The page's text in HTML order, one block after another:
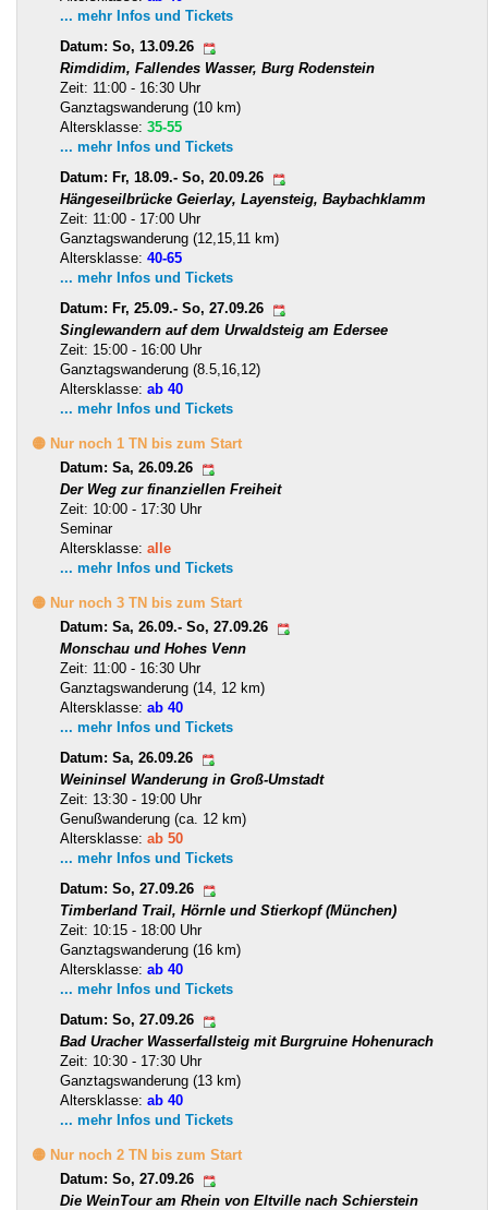
... mehr Infos und Tickets
Datum: So, 13.09.26
Rimdidim, Fallendes Wasser, Burg Rodenstein
Zeit: 11:00 - 16:30 Uhr
Ganztagswanderung (10 km)
Altersklasse: 35-55
... mehr Infos und Tickets
Datum: Fr, 18.09.- So, 20.09.26
Hängeseilbrücke Geierlay, Layensteig, Baybachklamm
Zeit: 11:00 - 17:00 Uhr
Ganztagswanderung (12,15,11 km)
Altersklasse: 40-65
... mehr Infos und Tickets
Datum: Fr, 25.09.- So, 27.09.26
Singlewandern auf dem Urwaldsteig am Edersee
Zeit: 15:00 - 16:00 Uhr
Ganztagswanderung (8.5,16,12)
Altersklasse: ab 40
... mehr Infos und Tickets
🟡 Nur noch 1 TN bis zum Start
Datum: Sa, 26.09.26
Der Weg zur finanziellen Freiheit
Zeit: 10:00 - 17:30 Uhr
Seminar
Altersklasse: alle
... mehr Infos und Tickets
🟡 Nur noch 3 TN bis zum Start
Datum: Sa, 26.09.- So, 27.09.26
Monschau und Hohes Venn
Zeit: 11:00 - 16:30 Uhr
Ganztagswanderung (14, 12 km)
Altersklasse: ab 40
... mehr Infos und Tickets
Datum: Sa, 26.09.26
Weininsel Wanderung in Groß-Umstadt
Zeit: 13:30 - 19:00 Uhr
Genußwanderung (ca. 12 km)
Altersklasse: ab 50
... mehr Infos und Tickets
Datum: So, 27.09.26
Timberland Trail, Hörnle und Stierkopf (München)
Zeit: 10:15 - 18:00 Uhr
Ganztagswanderung (16 km)
Altersklasse: ab 40
... mehr Infos und Tickets
Datum: So, 27.09.26
Bad Uracher Wasserfallsteig mit Burgruine Hohenurach
Zeit: 10:30 - 17:30 Uhr
Ganztagswanderung (13 km)
Altersklasse: ab 40
... mehr Infos und Tickets
🟡 Nur noch 2 TN bis zum Start
Datum: So, 27.09.26
Die WeinTour am Rhein von Eltville nach Schierstein